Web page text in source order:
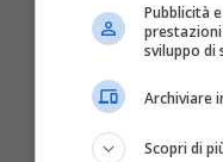
Pubblicità
sviluppo di
Archiviare
Scopri di